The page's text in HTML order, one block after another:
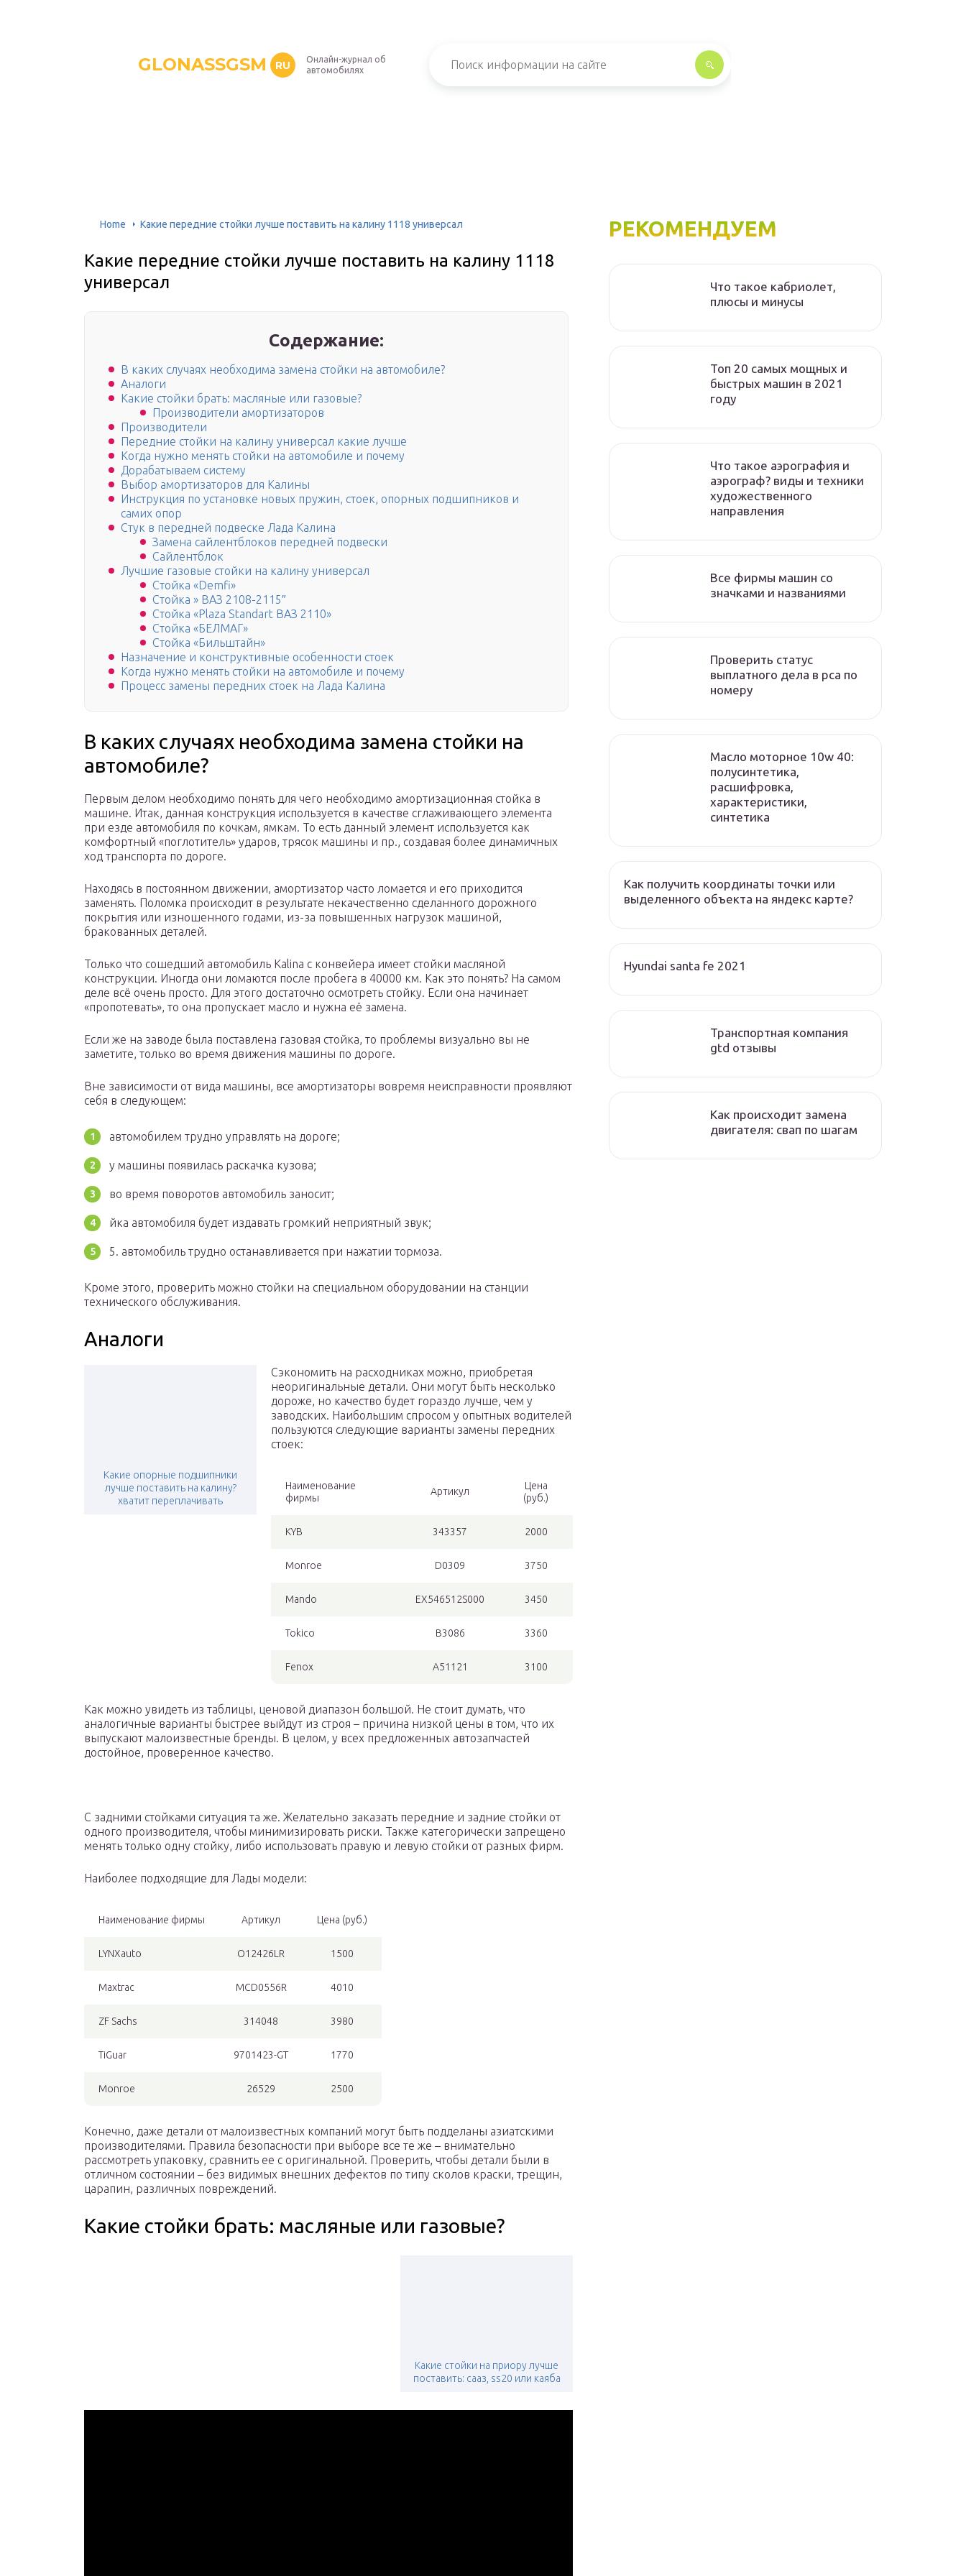
GLONASSGSM RU
Онлайн-журнал об
автомобилях
Home Какие передние стойки лучше поставить на калину 1118 универсал
Какие передние стойки лучше поставить на калину 1118
универсал
Содержание:
В каких случаях необходима замена стойки на автомобиле?
Аналоги
Какие стойки брать: масляные или газовые?
Производители амортизаторов
Производители
Передние стойки на калину универсал какие лучше
Когда нужно менять стойки на автомобиле и почему
Дорабатываем систему
Выбор амортизаторов для Калины
Инструкция по установке новых пружин, стоек, опорных подшипников и
самих опор
Стук в передней подвеске Лада Калина
Замена сайлентблоков передней подвески
Сайлентблок
Лучшие газовые стойки на калину универсал
Стойка «Demfi»
Стойка » ВАЗ 2108-2115″
Стойка «Plaza Standart ВАЗ 2110»
Стойка «БЕЛМАГ»
Стойка «Бильштайн»
Назначение и конструктивные особенности стоек
Когда нужно менять стойки на автомобиле и почему
Процесс замены передних стоек на Лада Калина
В каких случаях необходима замена стойки на
автомобиле?
Первым делом необходимо понять для чего необходимо амортизационная стойка в
машине. Итак, данная конструкция используется в качестве сглаживающего элемента
при езде автомобиля по кочкам, ямкам. То есть данный элемент используется как
комфортный «поглотитель» ударов, трясок машины и пр., создавая более динамичных
ход транспорта по дороге.
Находясь в постоянном движении, амортизатор часто ломается и его приходится
заменять. Поломка происходит в результате некачественно сделанного дорожного
покрытия или изношенного годами, из-за повышенных нагрузок машиной,
бракованных деталей.
Только что сошедший автомобиль Kalina с конвейера имеет стойки масляной
конструкции. Иногда они ломаются после пробега в 40000 км. Как это понять? На самом
деле всё очень просто. Для этого достаточно осмотреть стойку. Если она начинает
«пропотевать», то она пропускает масло и нужна её замена.
Если же на заводе была поставлена газовая стойка, то проблемы визуально вы не
заметите, только во время движения машины по дороге.
Вне зависимости от вида машины, все амортизаторы вовремя неисправности проявляют
себя в следующем:
автомобилем трудно управлять на дороге;
у машины появилась раскачка кузова;
во время поворотов автомобиль заносит;
йка автомобиля будет издавать громкий неприятный звук;
5. автомобиль трудно останавливается при нажатии тормоза.
Кроме этого, проверить можно стойки на специальном оборудовании на станции
технического обслуживания.
Аналоги
Какие опорные подшипники
лучше поставить на калину?
хватит переплачивать
Сэкономить на расходниках можно, приобретая
неоригинальные детали. Они могут быть несколько
дороже, но качество будет гораздо лучше, чем у
заводских. Наибольшим спросом у опытных водителей
пользуются следующие варианты замены передних
стоек:
Наименование
фирмы
Артикул
Цена
(руб.)
KYB 343357 2000
Monroe D0309 3750
Mando EX546512S000 3450
Tokico B3086 3360
Fenox A51121 3100
Как можно увидеть из таблицы, ценовой диапазон большой. Не стоит думать, что
аналогичные варианты быстрее выйдут из строя – причина низкой цены в том, что их
выпускают малоизвестные бренды. В целом, у всех предложенных автозапчастей
достойное, проверенное качество.
С задними стойками ситуация та же. Желательно заказать передние и задние стойки от
одного производителя, чтобы минимизировать риски. Также категорически запрещено
менять только одну стойку, либо использовать правую и левую стойки от разных фирм.
Наиболее подходящие для Лады модели:
Наименование фирмы Артикул Цена (руб.)
LYNXauto O12426LR 1500
Maxtrac MCD0556R 4010
ZF Sachs 314048 3980
TiGuar 9701423-GT 1770
Monroe 26529 2500
Конечно, даже детали от малоизвестных компаний могут быть подделаны азиатскими
производителями. Правила безопасности при выборе все те же – внимательно
рассмотреть упаковку, сравнить ее с оригинальной. Проверить, чтобы детали были в
отличном состоянии – без видимых внешних дефектов по типу сколов краски, трещин,
царапин, различных повреждений.
Какие стойки брать: масляные или газовые?
Какие стойки на приору лучше
поставить: сааз, ss20 или каяба
РЕКОМЕНДУЕМ
Что такое кабриолет,
плюсы и минусы
Топ 20 самых мощных и
быстрых машин в 2021
году
Что такое аэрография и
аэрограф? виды и техники
художественного
направления
Все фирмы машин со
значками и названиями
Проверить статус
выплатного дела в рса по
номеру
Масло моторное 10w 40:
полусинтетика,
расшифровка,
характеристики,
синтетика
Как получить координаты точки или
выделенного объекта на яндекс карте?
Hyundai santa fe 2021
Транспортная компания
gtd отзывы
Как происходит замена
двигателя: свап по шагам